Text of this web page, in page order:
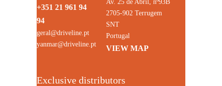
+351 21 961 94
94
geral@driveline.pt
yanmar@driveline.pt
Av. 25 de Abril, nº93B
2705-902 Terrugem
SNT
Portugal
VIEW MAP
Exclusive distributors